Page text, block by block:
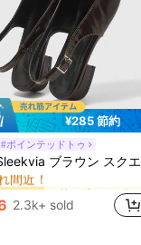
¥285 節約
#ポインテッドトゥ
ブラウン スクエアトゥ スリップオン バックル ストラップ フラット カジュアルシューズ レディース
セラー
間近！
セラー
間近！
セラー
間近！
セラー スリッポン レディースフラットシューズ
2.3k+ sold